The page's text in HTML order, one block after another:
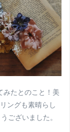
みたとのこと！美
ングも素晴らし
ございました。